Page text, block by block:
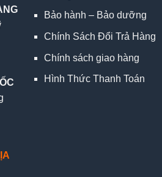
Bảo hành – Bảo dưỡng
Chính Sách Đổi Trả Hàng
Chính sách giao hàng
Hình Thức Thanh Toán